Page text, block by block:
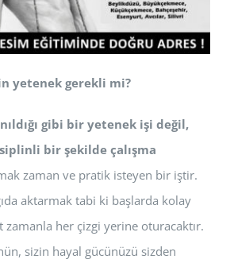
yetenek gerekli mi?
gibi bir yetenek işi değil,
bir şekilde çalışma
zaman ve pratik isteyen bir iştir.
aktarmak tabi ki başlarda kolay
zamanla her çizgi yerine oturacaktır.
sizin hayal gücünüzü sizden